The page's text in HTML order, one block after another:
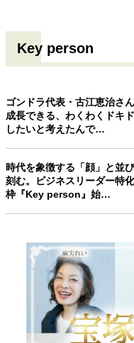
Key person
ゴンドラ代表・古江恵治さ
成長できる、わくわくドキ
したいと考えたんで…
時代を象徴する「顔」と並
刻む。ビジネスリーダー特
枠『Key person』始…